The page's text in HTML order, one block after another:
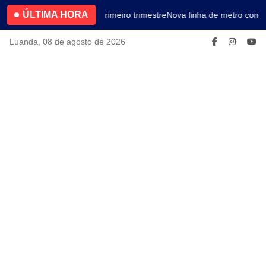
ÚLTIMA HORA4.2% no primeiro trimestreNova linha de metro
Luanda, 08 de agosto de 2026